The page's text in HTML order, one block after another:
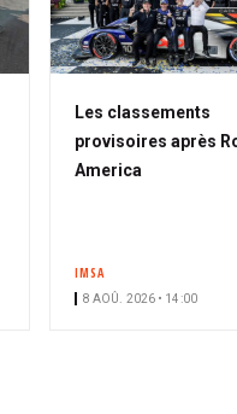
Les classements
provisoires après
America
IMSA
8 AOÛ. 2026 • 14:00